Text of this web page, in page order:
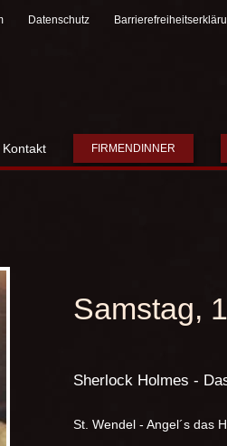
Datenschutz
Kontakt FIRMENDINNER
Samstag,
Sherlock Holmes -
St. Wendel - Angel´s das